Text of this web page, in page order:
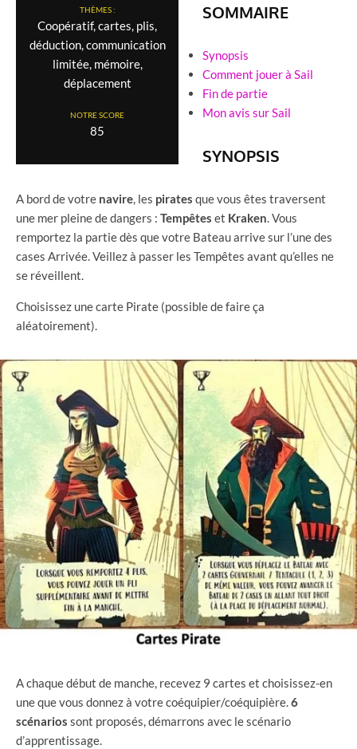
THÈMES :
Coopératif, cartes, plis,
déduction, communication
limitée, mémoire,
déplacement
NOTRE SCORE
85
SOMMAIRE
Synopsis
Comment jouer à Sail
Fin de partie
Mon avis sur Sail
SYNOPSIS
A bord de votre navire, les pirates que vous êtes traversent
une mer pleine de dangers : Tempêtes et Kraken. Vous
remportez la partie dès que votre Bateau arrive sur l’une des
cases Arrivée. Veillez à passer les Tempêtes avant qu’elles ne
se réveillent.
Choisissez une carte Pirate (possible de faire ça
aléatoirement).
A chaque début de manche, recevez 9 cartes et choisissez-en
une que vous donnez à votre coéquipier/coéquipière.6
scénarios sont proposés, démarrons avec le scénario
d’apprentissage.